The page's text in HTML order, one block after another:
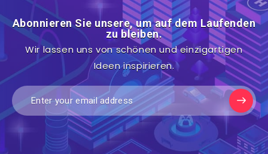
Abonnieren Sie unsere, um auf dem Laufenden
zu bleiben.
Wir lassen uns von schönen und einzigartigen
Ideen inspirieren.